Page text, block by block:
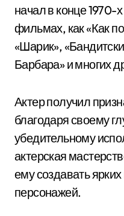
начал в конце 1970-
фильмах, как «Как
«Шарик»,
Барбара» и многих
Актер получил
благодаря своему
убедительному
актерская
ему создавать
персонажей.